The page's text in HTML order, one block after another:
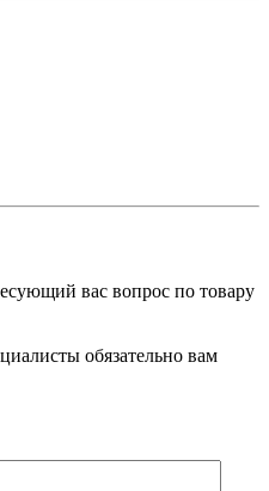
вас вопрос по товару
обязательно вам